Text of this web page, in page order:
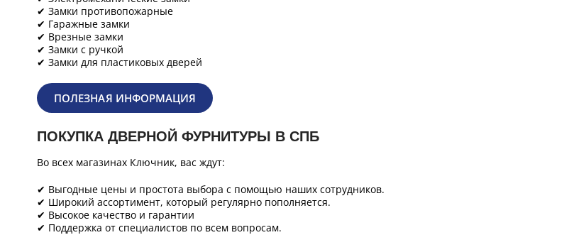
✔ Замки противопожарные
✔ Гаражные замки
✔ Врезные замки
✔ Замки с ручкой
✔ Замки для пластиковых дверей
ПОЛЕЗНАЯ ИНФОРМАЦИЯ
ПОКУПКА ДВЕРНОЙ ФУРНИТУРЫ В СПБ
Во всех магазинах Ключник, вас ждут:
✔ Выгодные цены и простота выбора с помощью наших сотрудников.
✔ Широкий ассортимент, который регулярно пополняется.
✔ Высокое качество и гарантии
✔ Поддержка от специалистов по всем вопросам.